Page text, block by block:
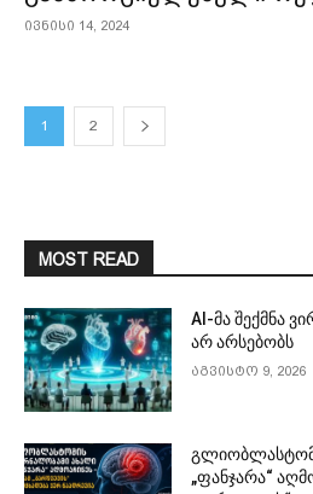
ივნისი 14, 2024
1 2
MOST READ
AI-მა შექმნა
არ არსებობს
აგვისტო 9, 2026
„ფანჯარა“